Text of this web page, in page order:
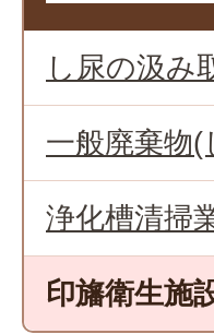
し尿の汲み
一般廃棄物(
浄化槽清掃
印旛衛生施